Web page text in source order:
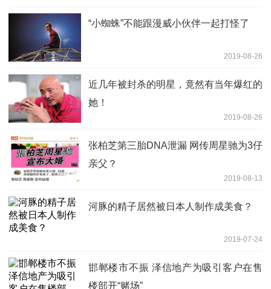
“小蜘蛛”不能跟漫威小伙伴一起打怪了
2019-08-26
近几年被封杀的明星，竟然有当年爆红的
她！
2019-08-26
张柏芝第三胎DNA泄漏 网传周星驰为3仔
亲父？
2019-08-13
河豚的精子居然被日本人制作成美食？
2019-07-24
邯郸楼市不振 泽信地产为吸引客户在售
楼部开“赌场”